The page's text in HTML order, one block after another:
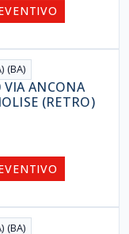
(BA)
ANCONA
(RETRO)
(BA)